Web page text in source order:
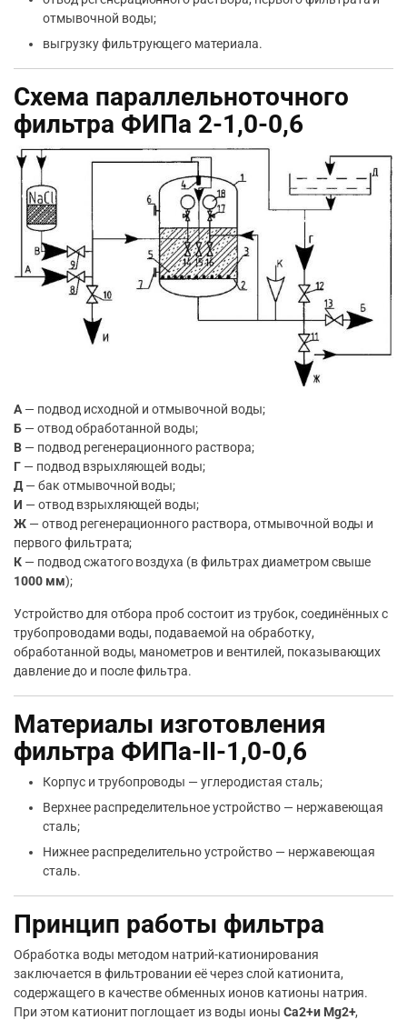
отмывочной воды;
выгрузку фильтрующего материала.
Схема параллельноточного
фильтра ФИПа 2-1,0-0,6
А— подвод исходной и отмывочной воды;
Б— отвод обработанной воды;
В— подвод регенерационного раствора;
Г— подвод взрыхляющей воды;
Д— бак отмывочной воды;
И — отвод взрыхляющей воды;
Ж— отвод регенерационного раствора, отмывочной воды и
первого фильтрата;
К— подвод сжатого воздуха (в фильтрах диаметром свыше
1000 мм);
Устройство для отбора проб состоит из трубок, соединённых с
трубопроводами воды, подаваемой на обработку,
обработанной воды, манометров и вентилей, показывающих
давление до и после фильтра.
Материалы изготовления
фильтра ФИПа-II-1,0-0,6
Корпус и трубопроводы — углеродистая сталь;
Верхнее распределительное устройство — нержавеющая
сталь;
Нижнее распределительно устройство — нержавеющая
сталь.
Принцип работы фильтра
Обработка воды методом натрий-катионирования
заключается в фильтровании её через слой катионита,
содержащего в качестве обменных ионов катионы натрия.
При этом катионит поглощает из воды ионы Ca2+и Mg2+,